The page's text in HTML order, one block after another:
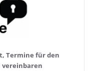
Termine für den
vereinbaren